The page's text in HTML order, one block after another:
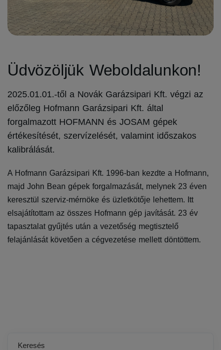
Üdvözöljük Weboldalunkon!
2025.01.01.-től a Novák Garázsipari Kft. végzi az
előzőleg Hofmann Garázsipari Kft. által
forgalmazott HOFMANN és JOSAM gépek
értékesítését, szervízelését, valamint időszakos
kalibrálását.
A Hofmann Garázsipari Kft. 1996-ban kezdte a Hofmann,
majd John Bean gépek forgalmazását, melynek 23 éven
keresztül szerviz-mérnöke és üzletkötője lehettem. Itt
elsajátítottam az összes Hofmann gép javítását. 23 év
tapasztalat gyűjtés után a vezetőség megtisztelő
felajánlását követően a cégvezetése mellett döntöttem.
Keresés